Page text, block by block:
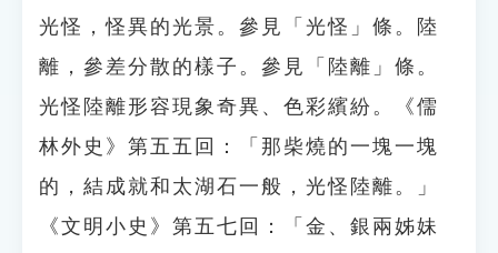
光怪，怪異的光景。參見「光怪」條。陸
離，參差分散的樣子。參見「陸離」條。
光怪陸離形容現象奇異、色彩繽紛。《儒
林外史》第五五回：「那柴燒的一塊一塊
的，結成就和太湖石一般，光怪陸離。」
《文明小史》第五七回：「金、銀兩姊妹